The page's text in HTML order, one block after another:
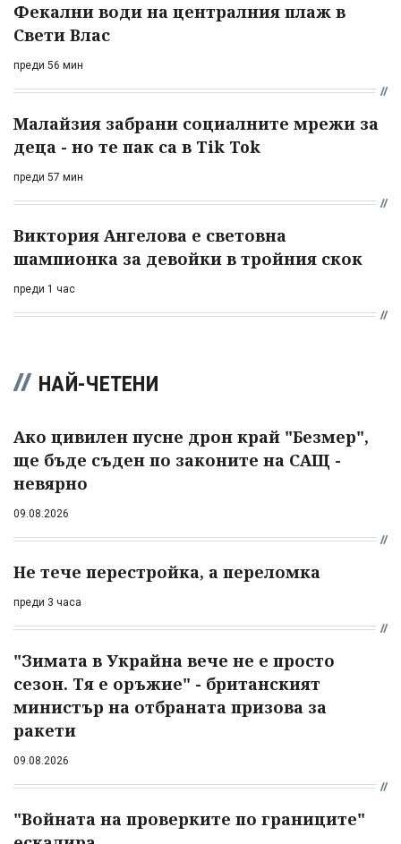
Фекални води на централния плаж в
Свети Влас
преди 56 мин
Малайзия забрани социалните мрежи за
деца - но те пак са в Tik Tok
преди 57 мин
Виктория Ангелова е световна
шампионка за девойки в тройния скок
преди 1 час
НАЙ-ЧЕТЕНИ
Ако цивилен пусне дрон край "Безмер",
ще бъде съден по законите на САЩ -
невярно
09.08.2026
Не тече перестройка, а переломка
преди 3 часа
"Зимата в Украйна вече не е просто
сезон. Тя е оръжие" - британският
министър на отбраната призова за
ракети
09.08.2026
"Войната на проверките по границите"